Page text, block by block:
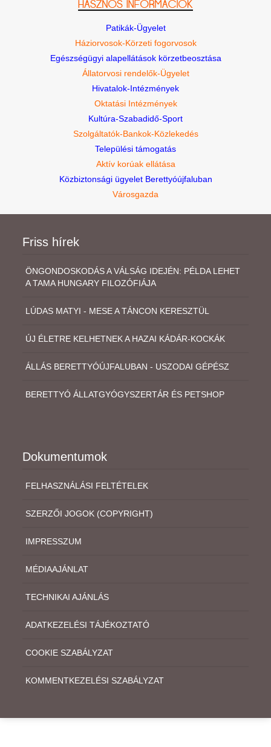
Patikák-Ügyelet
Háziorvosok-Körzeti fogorvosok
Egészségügyi alapellátások körzetbeosztása
Állatorvosi rendelők-Ügyelet
Hivatalok-Intézmények
Oktatási Intézmények
Kultúra-Szabadidő-Sport
Szolgáltatók-Bankok-Közlekedés
Települési támogatás
Aktív korúak ellátása
Közbiztonsági ügyelet Berettyóújfaluban
Városgazda
Friss hírek
ÖNGONDOSKODÁS A VÁLSÁG IDEJÉN: PÉLDA LEHET
A TAMA HUNGARY FILOZÓFIÁJA
LÚDAS MATYI - MESE A TÁNCON KERESZTÜL
ÚJ ÉLETRE KELHETNEK A HAZAI KÁDÁR-KOCKÁK
ÁLLÁS BERETTYÓÚJFALUBAN - USZODAI GÉPÉSZ
BERETTYÓ ÁLLATGYÓGYSZERTÁR ÉS PETSHOP
Dokumentumok
FELHASZNÁLÁSI FELTÉTELEK
SZERZŐI JOGOK (COPYRIGHT)
IMPRESSZUM
MÉDIAAJÁNLAT
TECHNIKAI AJÁNLÁS
ADATKEZELÉSI TÁJÉKOZTATÓ
COOKIE SZABÁLYZAT
KOMMENTKEZELÉSI SZABÁLYZAT